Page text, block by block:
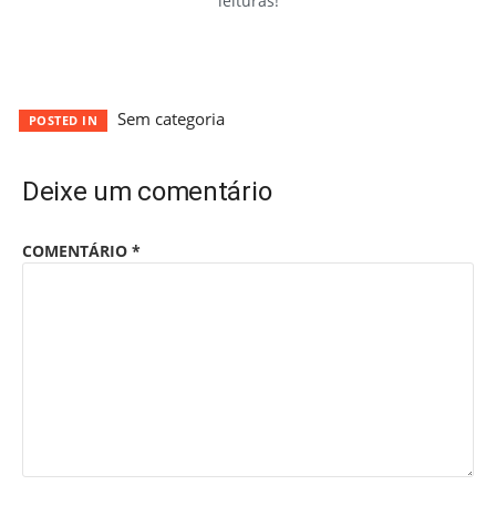
POSTED IN Sem categoria
Deixe um comentário
COMENTÁRIO *